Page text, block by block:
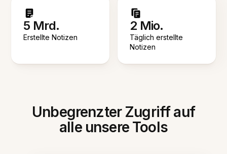
5 Mrd.
Erstellte Notizen
2 Mio.
Täglich erstellte
Notizen
Unbegrenzter Zugriff auf
alle unsere Tools